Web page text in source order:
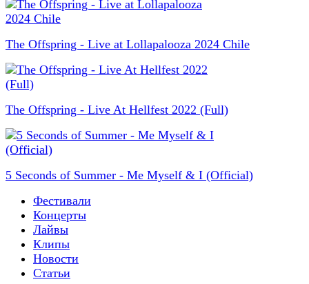
The Offspring - Live at Lollapalooza 2024 Chile
The Offspring - Live At Hellfest 2022 (Full)
5 Seconds of Summer - Me Myself & I (Official)
Фестивали
Концерты
Лайвы
Клипы
Новости
Статьи